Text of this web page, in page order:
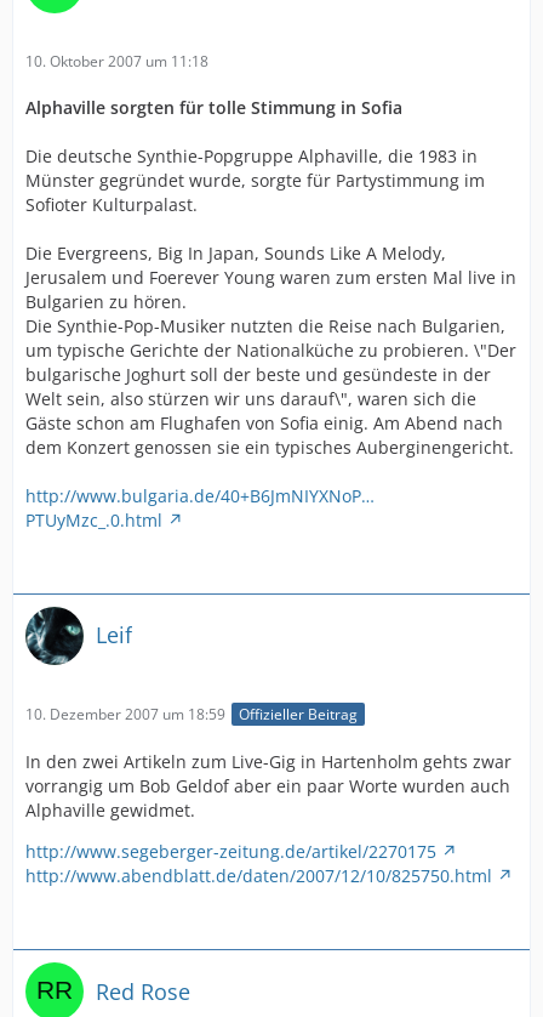
10. Oktober 2007 um 11:18
Alphaville sorgten für tolle Stimmung in Sofia
Die deutsche Synthie-Popgruppe Alphaville, die 1983 in
Münster gegründet wurde, sorgte für Partystimmung im
Sofioter Kulturpalast.
Die Evergreens, Big In Japan, Sounds Like A Melody,
Jerusalem und Foerever Young waren zum ersten Mal live in
Bulgarien zu hören.
Die Synthie-Pop-Musiker nutzten die Reise nach Bulgarien,
um typische Gerichte der Nationalküche zu probieren. \"Der
bulgarische Joghurt soll der beste und gesündeste in der
Welt sein, also stürzen wir uns darauf\", waren sich die
Gäste schon am Flughafen von Sofia einig. Am Abend nach
dem Konzert genossen sie ein typisches Auberginengericht.
http://www.bulgaria.de/40+B6JmNIYXNoP…
PTUyMzc_.0.html
Leif
10. Dezember 2007 um 18:59 Offizieller Beitrag
In den zwei Artikeln zum Live-Gig in Hartenholm gehts zwar
vorrangig um Bob Geldof aber ein paar Worte wurden auch
Alphaville gewidmet.
http://www.segeberger-zeitung.de/artikel/2270175
http://www.abendblatt.de/daten/2007/12/10/825750.html
Red Rose